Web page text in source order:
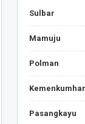
Sulbar
Mamuju
Polman
Pasangkayu